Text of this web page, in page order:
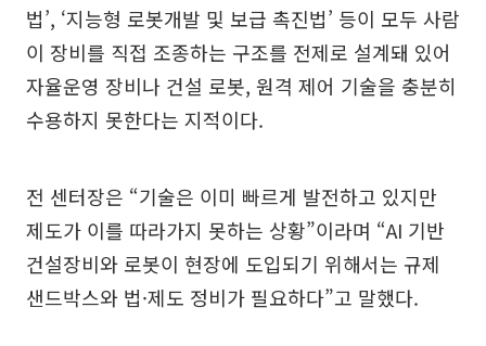
법’, ‘지능형 로봇개발 및 보급 촉진법’ 등이 모두 사람
이 장비를 직접 조종하는 구조를 전제로 설계돼 있어
자율운영 장비나 건설 로봇, 원격 제어 기술을 충분히
수용하지 못한다는 지적이다.
전 센터장은 “기술은 이미 빠르게 발전하고 있지만
제도가 이를 따라가지 못하는 상황”이라며 “AI 기반
건설장비와 로봇이 현장에 도입되기 위해서는 규제
샌드박스와 법·제도 정비가 필요하다”고 말했다.